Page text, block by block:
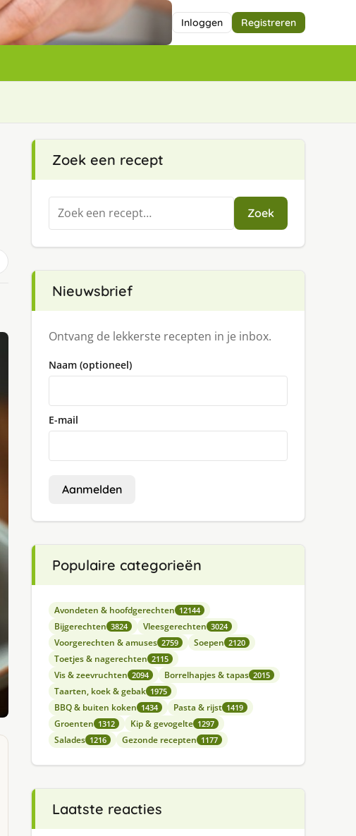
Inloggen Registreren
Zoek een recept
Zoeken
naar:
Zoek
Nieuwsbrief
Ontvang de lekkerste recepten in je inbox.
Naam (optioneel)
E-mail
Aanmelden
Populaire categorieën
Avondeten & hoofdgerechten 12144
Bijgerechten 3824 Vleesgerechten 3024
Voorgerechten & amuses 2759 Soepen 2120
Toetjes & nagerechten 2115
Vis & zeevruchten 2094 Borrelhapjes & tapas 2015
Taarten, koek & gebak 1975
BBQ & buiten koken 1434 Pasta & rijst 1419
Groenten 1312 Kip & gevogelte 1297
Salades 1216 Gezonde recepten 1177
Laatste reacties